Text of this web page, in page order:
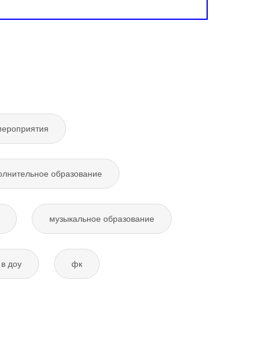
образование
музыкальное образование
доу фк